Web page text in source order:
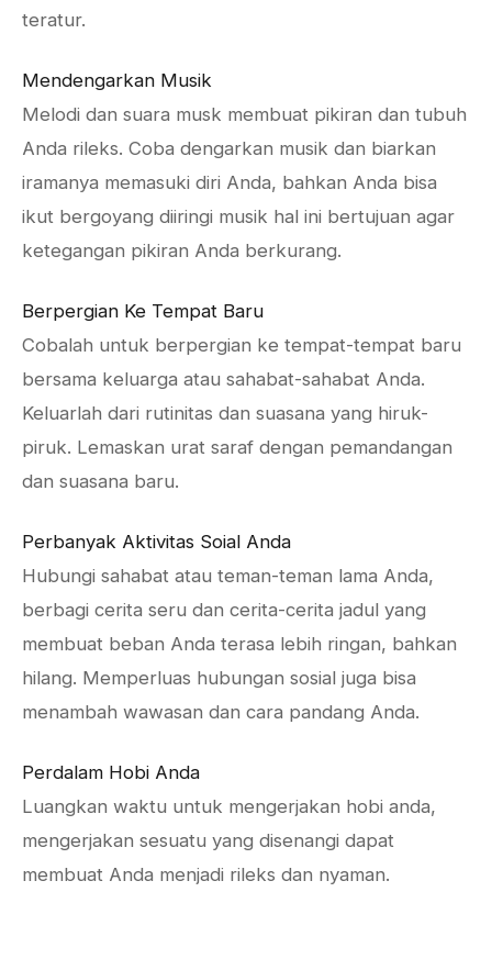
teratur.
Mendengarkan Musik
Melodi dan suara musk membuat pikiran dan tubuh
Anda rileks. Coba dengarkan musik dan biarkan
iramanya memasuki diri Anda, bahkan Anda bisa
ikut bergoyang diiringi musik hal ini bertujuan agar
ketegangan pikiran Anda berkurang.
Berpergian Ke Tempat Baru
Cobalah untuk berpergian ke tempat-tempat baru
bersama keluarga atau sahabat-sahabat Anda.
Keluarlah dari rutinitas dan suasana yang hiruk-
piruk. Lemaskan urat saraf dengan pemandangan
dan suasana baru.
Perbanyak Aktivitas Soial Anda
Hubungi sahabat atau teman-teman lama Anda,
berbagi cerita seru dan cerita-cerita jadul yang
membuat beban Anda terasa lebih ringan, bahkan
hilang. Memperluas hubungan sosial juga bisa
menambah wawasan dan cara pandang Anda.
Perdalam Hobi Anda
Luangkan waktu untuk mengerjakan hobi anda,
mengerjakan sesuatu yang disenangi dapat
membuat Anda menjadi rileks dan nyaman.